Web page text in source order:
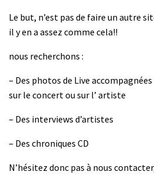
Le but, n’est pas de faire un autre
il y en a assez comme cela!!
nous recherchons :
– Des photos de Live
sur le concert ou sur l’ artiste
– Des interviews d’artistes
– Des chroniques CD
N’hésitez donc pas à nous